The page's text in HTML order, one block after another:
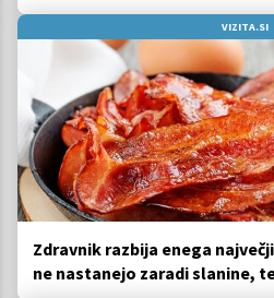
VIZITA.SI
Zdravnik razbija enega
ne nastanejo zaradi slanine,